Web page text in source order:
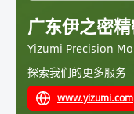
广东伊之密
Yizumi Precision
探索我们的更多服务
www.yizumi.com